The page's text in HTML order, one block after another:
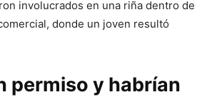
involucrados en una riña dentro de
donde un joven resultó
permiso y habrían